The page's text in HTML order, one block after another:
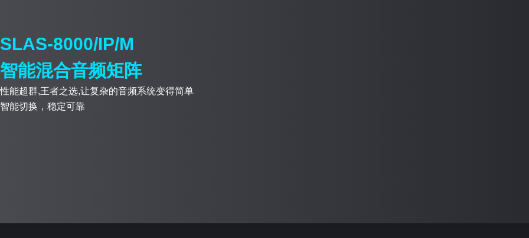
SLAS-8000/IP/M
智能混合音频矩阵
性能超群,王者之选,让复杂的音频系统变得简单
智能切换，稳定可靠